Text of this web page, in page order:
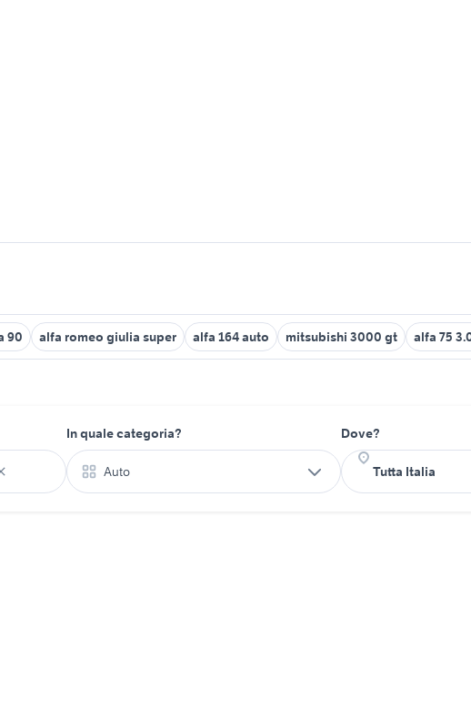
90 alfa romeo giulia super alfa 164 auto mitsubishi 3000 gt alfa 75
In quale categoria?
Auto
Dove?